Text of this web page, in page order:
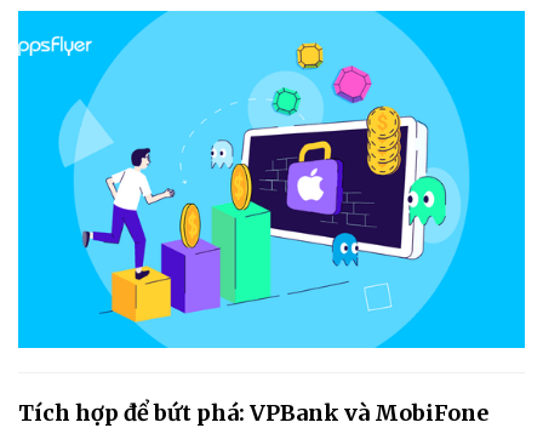
Tích hợp để bứt phá: VPBank và MobiFone